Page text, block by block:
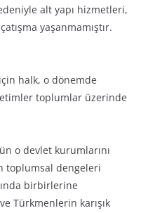
alt yapı hizmetleri,
yaşanmamıştır.
halk, o dönemde
toplumlar üzerinde
o devlet kurumlarını
toplumsal dengeleri
birbirlerine
Türkmenlerin karışık